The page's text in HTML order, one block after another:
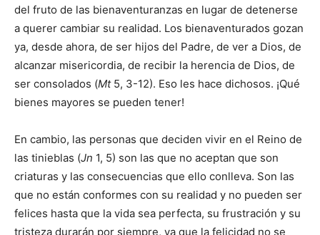
del fruto de las bienaventuranzas en lugar de detenerse
a querer cambiar su realidad. Los bienaventurados gozan
ya, desde ahora, de ser hijos del Padre, de ver a Dios, de
alcanzar misericordia, de recibir la herencia de Dios, de
ser consolados (Mt5, 3-12). Eso les hace dichosos. ¡Qué
bienes mayores se pueden tener!
En cambio, las personas que deciden vivir en el Reino de
las tinieblas (Jn 1, 5) son las que no aceptan que son
criaturas y las consecuencias que ello conlleva. Son las
que no están conformes con su realidad y no pueden ser
felices hasta que la vida sea perfecta, su frustración y su
tristeza durarán por siempre, ya que la felicidad no se